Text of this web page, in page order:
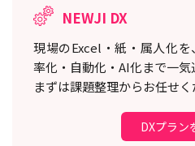
NEWJI DX
現場のExcel・紙・属人化を
率化・自動化・AI化まで一気
まずは課題整理からお任せく
DXプラン